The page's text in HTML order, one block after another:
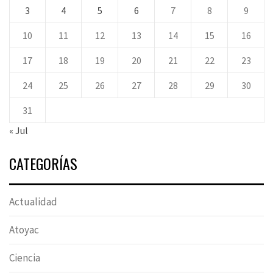
3 4 5 6 7 8 9
10 11 12 13 14 15 16
17 18 19 20 21 22 23
24 25 26 27 28 29 30
31
« Jul
CATEGORÍAS
Actualidad
Atoyac
Ciencia